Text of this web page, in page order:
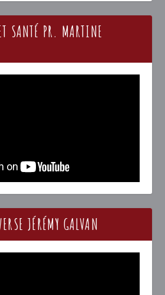
SANTÉ PR. MARTINE
JÉRÉMY GALVAN